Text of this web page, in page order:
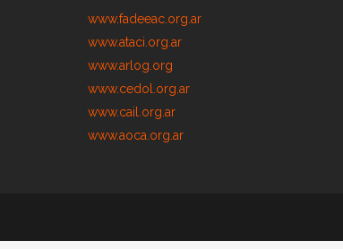
www.fadeeac.org.ar
www.ataci.org.ar
www.arlog.org
www.cedol.org.ar
www.cail.org.ar
www.aoca.org.ar